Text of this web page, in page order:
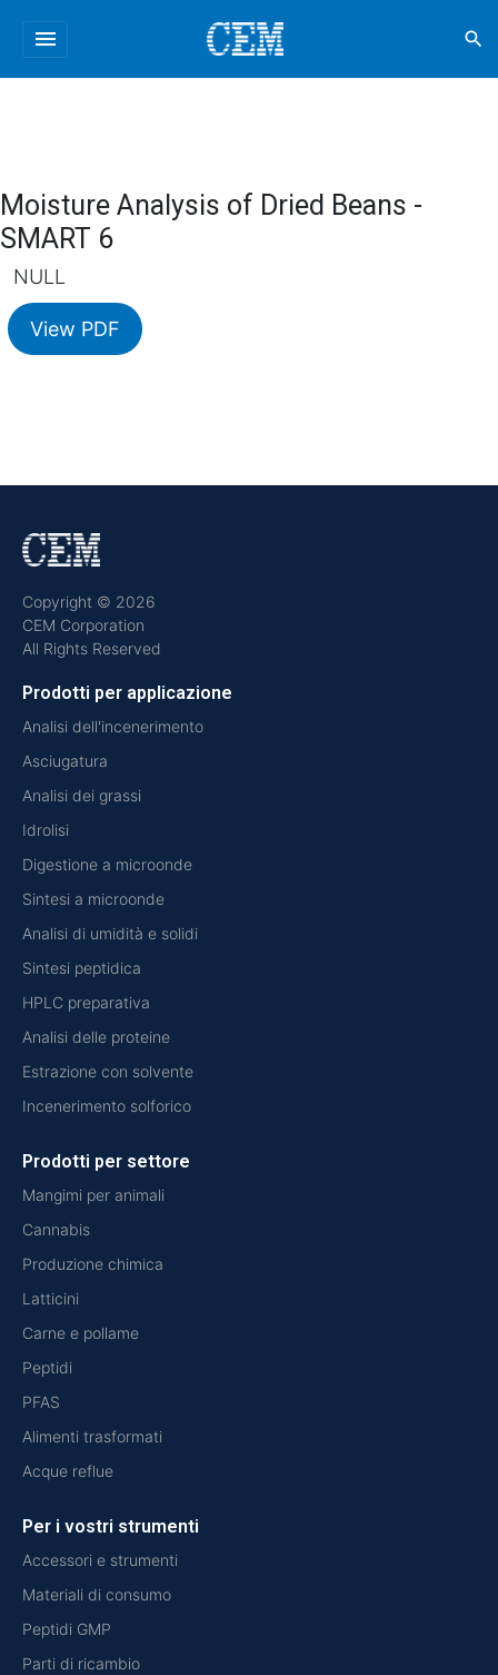
menu search
Moisture Analysis of Dried Beans -
SMART 6
NULL
View PDF
Copyright © 2026
CEM Corporation
All Rights Reserved
Prodotti per applicazione
Analisi dell'incenerimento
Asciugatura
Analisi dei grassi
Idrolisi
Digestione a microonde
Sintesi a microonde
Analisi di umidità e solidi
Sintesi peptidica
HPLC preparativa
Analisi delle proteine
Estrazione con solvente
Incenerimento solforico
Prodotti per settore
Mangimi per animali
Cannabis
Produzione chimica
Latticini
Carne e pollame
Peptidi
PFAS
Alimenti trasformati
Acque reflue
Per i vostri strumenti
Accessori e strumenti
Materiali di consumo
Peptidi GMP
Parti di ricambio